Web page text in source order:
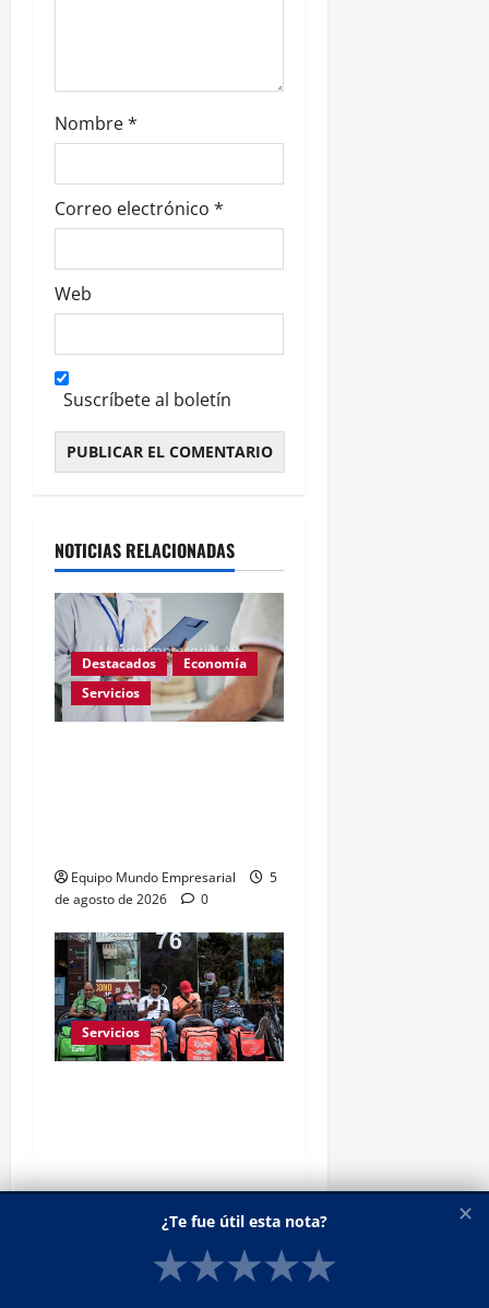
s
Nombre*
Correo electrónico *
Web
Suscríbete al boletín
NOTICIAS RELACIONADAS
Destacados
Economía
Servicios
Equipo Mundo Empresarial
5
de agosto de 2026
0
Servicios
hogar
Equipo Mundo Empresarial
1
✕
¿Te fue útil esta nota?
★★★★★